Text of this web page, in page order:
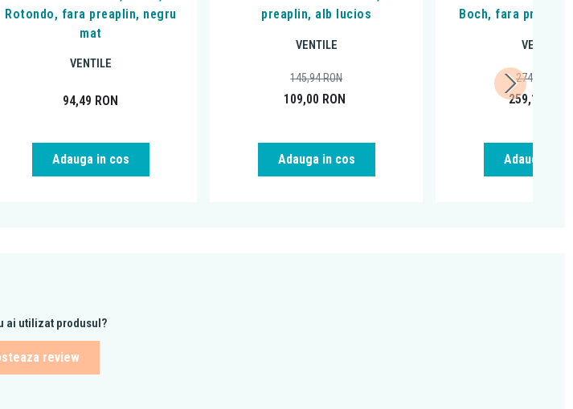
Rotondo, fara preaplin, negru
mat
VENTILE
94,49 RON
Adauga in cos
preaplin, alb lucios
VENTILE
109,00 RON
145,94RON
Adauga in cos
Boch, fara
VENTILE
259,18
274,04
Adauga in
ai utilizat produsul?
review